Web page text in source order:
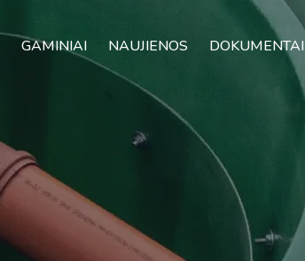
GAMINIAI NAUJIENOS DOKUMENTAI